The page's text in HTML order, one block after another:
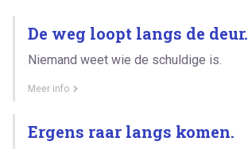
De weg loopt langs de deur.
Niemand weet wie de schuldige is.
Meer info
Ergens raar langs komen.